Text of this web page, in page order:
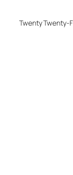
Twenty Twenty-